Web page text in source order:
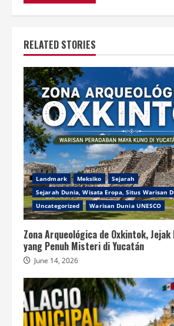
RELATED STORIES
Landmark Meksiko
Sejarah
Sejarah Dunia, Wisata Eropa, Situs Warisan
Uncategorized
Warisan Dunia UNESCO
Zona Arqueológica de Oxkintok, Jejak
yang Penuh Misteri di Yucatán
June 14, 2026